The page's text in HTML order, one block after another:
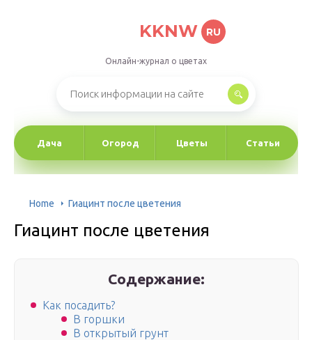
KKNW RU
Онлайн-журнал о цветах
Дача Огород Цветы Статьи
Home Гиацинт после цветения
Гиацинт после цветения
Содержание:
Как посадить?
В горшки
В открытый грунт